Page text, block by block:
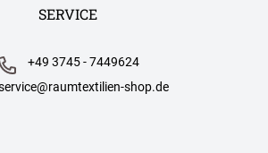
SERVICE
+49 3745 - 7449624
shop.de